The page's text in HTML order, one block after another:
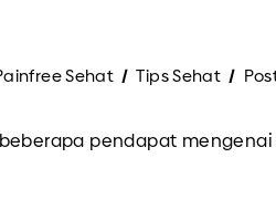
Sehat Tips Sehat
pendapat